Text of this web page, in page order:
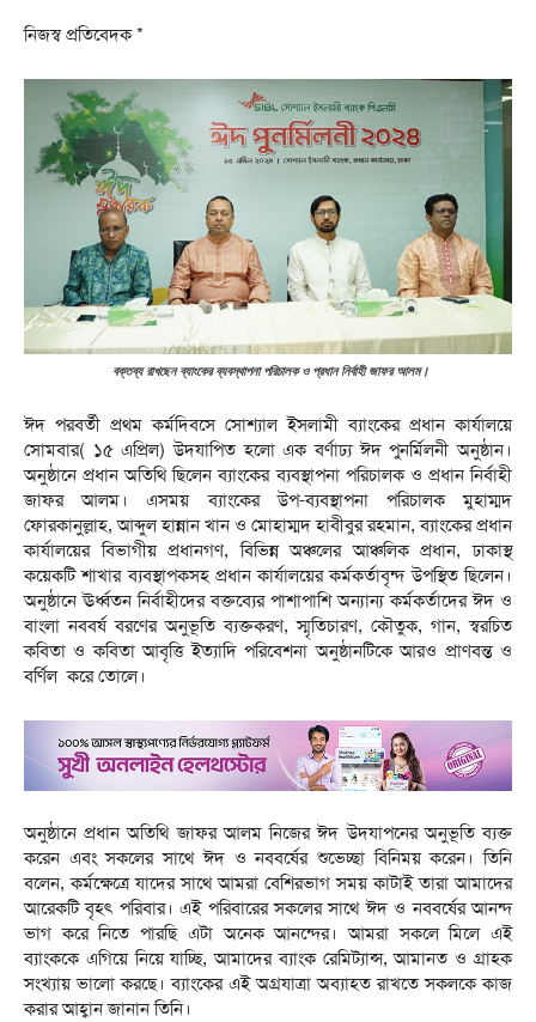
নিজস্ব প্রতিবেদক *
বক্তব্য রাখছেন ব্যাংকের ব্যবস্থাপনা পরিচালক ও প্রধান নির্বাহী জাফর আলম।
ঈদ পরবর্তী প্রথম কর্মদিবসে সোশ্যাল ইসলামী ব্যাংকের প্রধান কার্যালয়ে
সোমবার( ১৫ এপ্রিল) উদযাপিত হলো এক বর্ণাঢ্য ঈদ পুনর্মিলনী অনুষ্ঠান।
অনুষ্ঠানে প্রধান অতিথি ছিলেন ব্যাংকের ব্যবস্থাপনা পরিচালক ও প্রধান নির্বাহী
জাফর আলম। এসময় ব্যাংকের উপ-ব্যবস্থাপনা পরিচালক মুহাম্মদ
ফোরকানুল্লাহ, আব্দুল হান্নান খান ও মোহাম্মদ হাবীবুর রহমান, ব্যাংকের প্রধান
কার্যালয়ের বিভাগীয় প্রধানগণ, বিভিন্ন অঞ্চলের আঞ্চলিক প্রধান, ঢাকাস্থ
কয়েকটি শাখার ব্যবস্থাপকসহ প্রধান কার্যালয়ের কর্মকর্তাবৃন্দ উপস্থিত ছিলেন।
অনুষ্ঠানে ঊর্ধ্বতন নির্বাহীদের বক্তব্যের পাশাপাশি অন্যান্য কর্মকর্তাদের ঈদ ও
বাংলা নববর্ষ বরণের অনুভূতি ব্যক্তকরণ, স্মৃতিচারণ, কৌতুক, গান, স্বরচিত
কবিতা ও কবিতা আবৃত্তি ইত্যাদি পরিবেশনা অনুষ্ঠানটিকে আরও প্রাণবন্ত ও
বর্ণিল করে তোলে।
অনুষ্ঠানে প্রধান অতিথি জাফর আলম নিজের ঈদ উদযাপনের অনুভূতি ব্যক্ত
করেন এবং সকলের সাথে ঈদ ও নববর্ষের শুভেচ্ছা বিনিময় করেন। তিনি
বলেন, কর্মক্ষেত্রে যাদের সাথে আমরা বেশিরভাগ সময় কাটাই তারা আমাদের
আরেকটি বৃহৎ পরিবার। এই পরিবারের সকলের সাথে ঈদ ও নববর্ষের আনন্দ
ভাগ করে নিতে পারছি এটা অনেক আনন্দের। আমরা সকলে মিলে এই
ব্যাংককে এগিয়ে নিয়ে যাচ্ছি, আমাদের ব্যাংক রেমিট্যান্স, আমানত ও গ্রাহক
সংখ্যায় ভালো করছে। ব্যাংকের এই অগ্রযাত্রা অব্যাহত রাখতে সকলকে কাজ
করার আহ্বান জানান তিনি।